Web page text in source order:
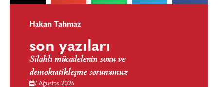
Hakan Tahmaz
son yazıları
Silahlı mücadelenin sonu ve
demokratikleşme sorunumuz
7 Ağustos 2026